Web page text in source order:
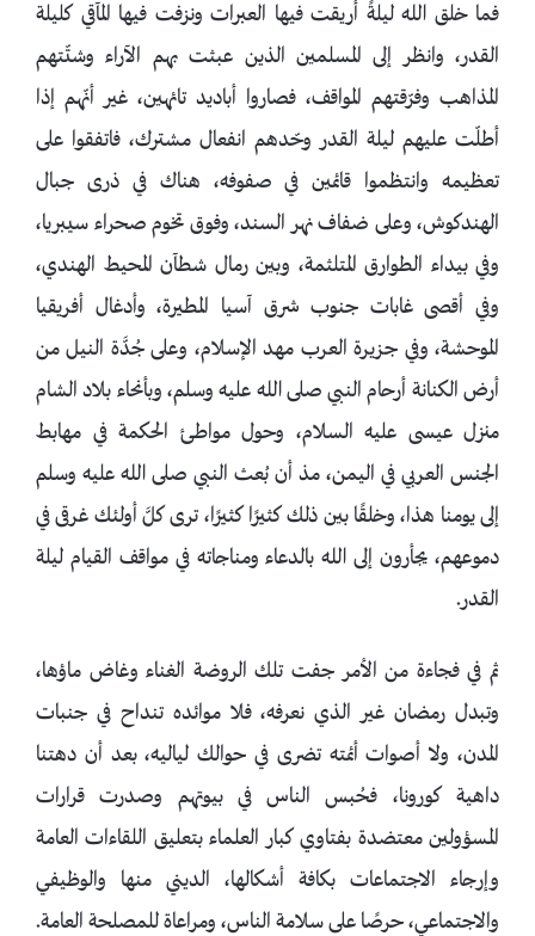
فما خلق الله ليلةً أُريقت فيها العبرات ونزفت فيها المآقي كليلة
القدر، وانظر إلى المسلمين الذين عبثت بهم الآراء وشتّتهم
المذاهب وفرّقتهم المواقف، فصاروا أباديد تائهين، غير أنّهم إذا
أطلّت عليهم ليلة القدر وحّدهم انفعال مشترك، فاتفقوا على
تعظيمه وانتظموا قائمين في صفوفه، هناك في ذرى جبال
الهندكوش، وعلى ضفاف نهر السند، وفوق تخوم صحراء سيبريا،
وفي بيداء الطوارق المتلثمة، وبين رمال شطآن المحيط الهندي،
وفي أقصى غابات جنوب شرق آسيا المطيرة، وأدغال أفريقيا
الموحشة، وفي جزيرة العرب مهد الإسلام، وعلى جُدَّة النيل من
أرض الكنانة أرحام النبي صلى الله عليه وسلم، وبأنحاء بلاد الشام
منزل عيسى عليه السلام، وحول مواطئ الحكمة في مهابط
الجنس العربي في اليمن، مذ أن بُعث النبي صلى الله عليه وسلم
إلى يومنا هذا، وخلقًا بين ذلك كثيرًا كثيرًا، ترى كلَّ أولئك غرقى في
دموعهم، يجأرون إلى الله بالدعاء ومناجاته في مواقف القيام ليلة
القدر.
ثم في فجاءة من الأمر جفت تلك الروضة الغناء وغاض ماؤها،
وتبدل رمضان غير الذي نعرفه، فلا موائده تنداح في جنبات
المدن، ولا أصوات أئمته تضرى في حوالك لياليه، بعد أن دهتنا
داهية كورونا، فحُبس الناس في بيوتهم وصدرت قرارات
المسؤولين معتضدة بفتاوي كبار العلماء بتعليق اللقاءات العامة
وإرجاء الاجتماعات بكافة أشكالها، الديني منها والوظيفي
والاجتماعي، حرصًا على سلامة الناس، ومراعاة للمصلحة العامة.